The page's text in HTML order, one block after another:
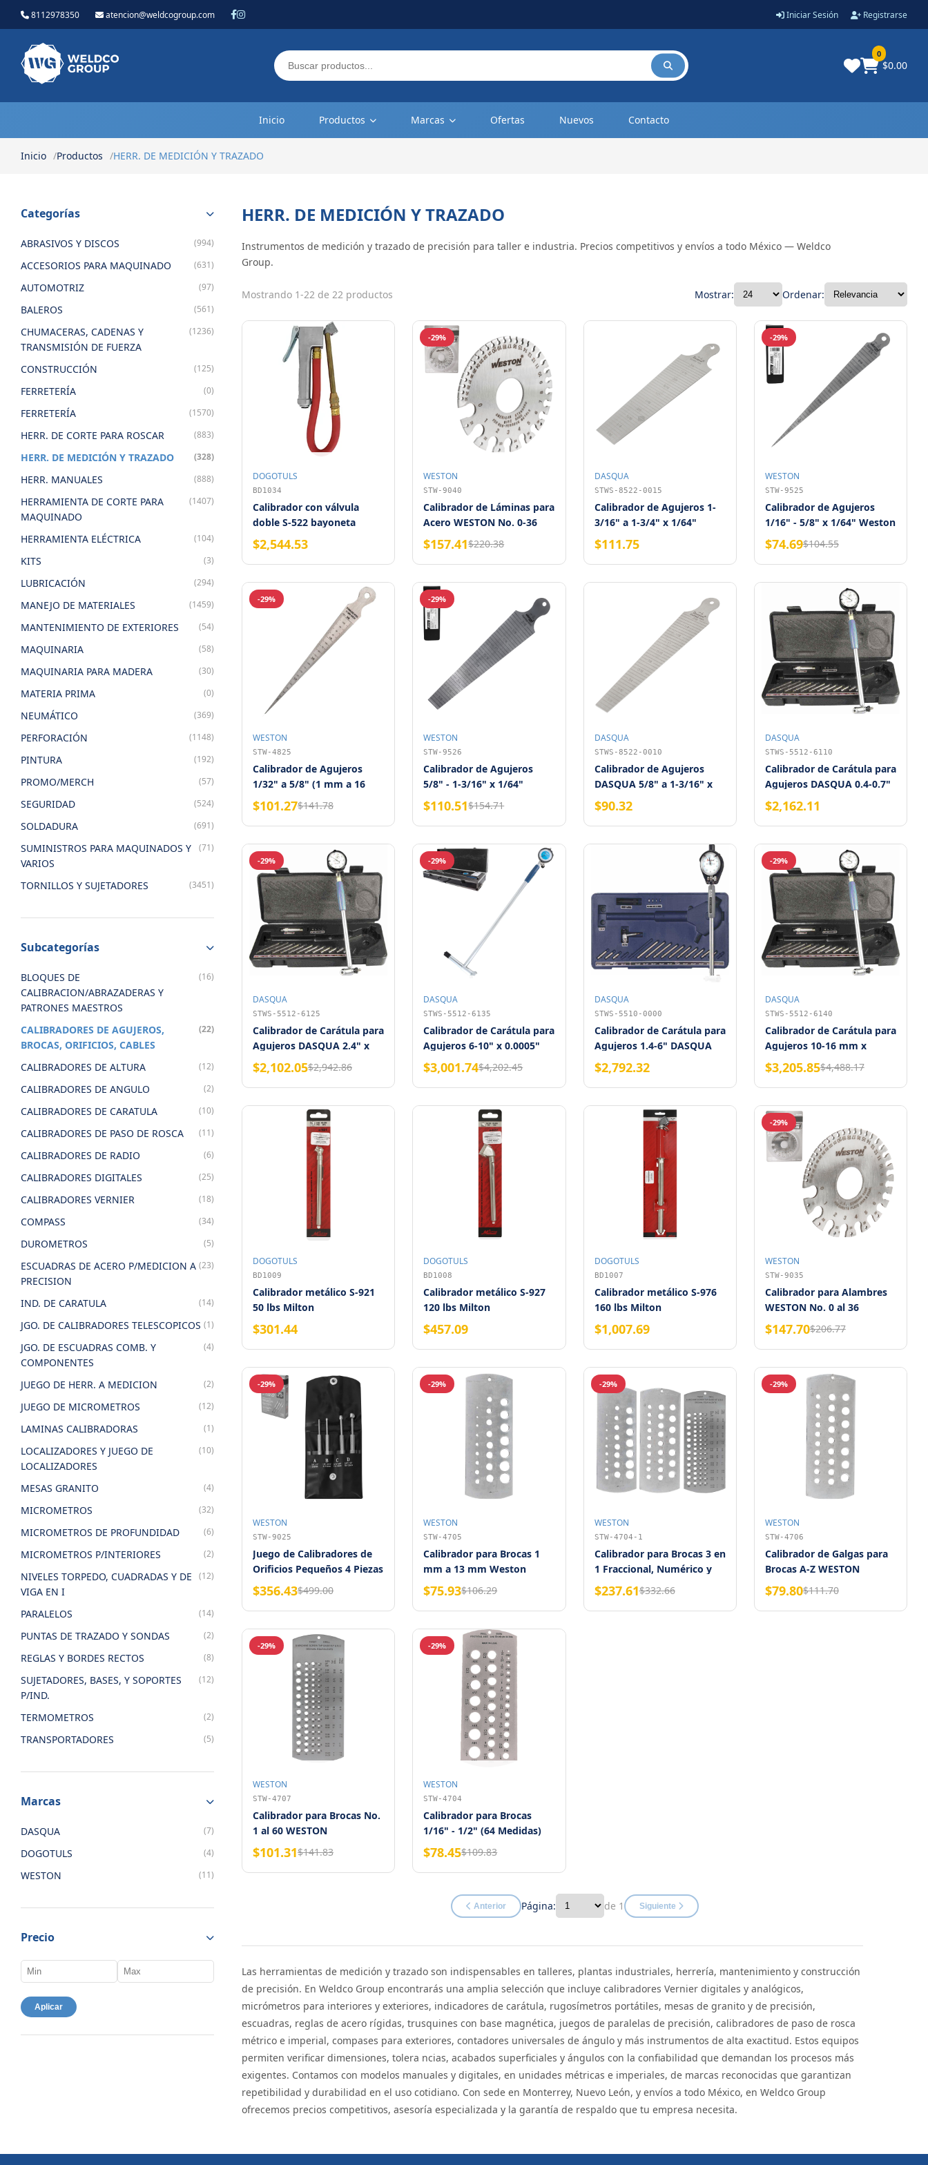
8112978350 atencion@weldcogroup.com Iniciar Sesión Registrarse
0
$0.00
Inicio Productos Marcas Ofertas Nuevos Contacto
Inicio Productos HERR. DE MEDICIÓN Y TRAZADO
Categorías
ABRASIVOS Y DISCOS (994)
ACCESORIOS PARA MAQUINADO (631)
AUTOMOTRIZ (97)
BALEROS (561)
CHUMACERAS, CADENAS Y
TRANSMISIÓN DE FUERZA
(1236)
CONSTRUCCIÓN (125)
FERRETERÍA (0)
FERRETERÍA (1570)
HERR. DE CORTE PARA ROSCAR (883)
HERR. DE MEDICIÓN Y TRAZADO (328)
HERR. MANUALES (888)
HERRAMIENTA DE CORTE PARA
MAQUINADO
(1407)
HERRAMIENTA ELÉCTRICA (104)
KITS (3)
LUBRICACIÓN (294)
MANEJO DE MATERIALES (1459)
MANTENIMIENTO DE EXTERIORES (54)
MAQUINARIA (58)
MAQUINARIA PARA MADERA (30)
MATERIA PRIMA (0)
NEUMÁTICO (369)
PERFORACIÓN (1148)
PINTURA (192)
PROMO/MERCH (57)
SEGURIDAD (524)
SOLDADURA (691)
SUMINISTROS PARA MAQUINADOS Y
VARIOS
(71)
TORNILLOS Y SUJETADORES (3451)
Subcategorías
BLOQUES DE
CALIBRACION/ABRAZADERAS Y
PATRONES MAESTROS
(16)
CALIBRADORES DE AGUJEROS,
BROCAS, ORIFICIOS, CABLES
(22)
CALIBRADORES DE ALTURA (12)
CALIBRADORES DE ANGULO (2)
CALIBRADORES DE CARATULA (10)
CALIBRADORES DE PASO DE ROSCA (11)
CALIBRADORES DE RADIO (6)
CALIBRADORES DIGITALES (25)
CALIBRADORES VERNIER (18)
COMPASS (34)
DUROMETROS (5)
ESCUADRAS DE ACERO P/MEDICION A
PRECISION
(23)
IND. DE CARATULA (14)
JGO. DE CALIBRADORES TELESCOPICOS (1)
JGO. DE ESCUADRAS COMB. Y
COMPONENTES
(4)
JUEGO DE HERR. A MEDICION (2)
JUEGO DE MICROMETROS (12)
LAMINAS CALIBRADORAS (1)
LOCALIZADORES Y JUEGO DE
LOCALIZADORES
(10)
MESAS GRANITO (4)
MICROMETROS (32)
MICROMETROS DE PROFUNDIDAD (6)
MICROMETROS P/INTERIORES (2)
NIVELES TORPEDO, CUADRADAS Y DE
VIGA EN I
(12)
PARALELOS (14)
PUNTAS DE TRAZADO Y SONDAS (2)
REGLAS Y BORDES RECTOS (8)
SUJETADORES, BASES, Y SOPORTES
P/IND.
(12)
TERMOMETROS (2)
TRANSPORTADORES (5)
Marcas
DASQUA (7)
DOGOTULS (4)
WESTON (11)
Precio
Aplicar
HERR. DE MEDICIÓN Y TRAZADO
Instrumentos de medición y trazado de precisión para taller e industria. Precios competitivos y envíos a todo México — Weldco
Group.
Mostrando 1-22 de 22 productos Mostrar: Ordenar:
DOGOTULS
BD1034
Calibrador con válvula
doble S-522 bayoneta
Milton
$2,544.53
-29%
WESTON
STW-9040
Calibrador de Láminas para
Acero WESTON No. 0-36
(0.325" - 0.005")
$157.41$220.38
DASQUA
STWS-8522-0015
Calibrador de Agujeros 1-
3/16" a 1-3/4" x 1/64"
DASQUA
$111.75
-29%
WESTON
STW-9525
Calibrador de Agujeros
1/16" - 5/8" x 1/64" Weston
$74.69$104.55
-29%
WESTON
STW-4825
Calibrador de Agujeros
1/32" a 5/8" (1 mm a 16
mm) Pulg/mm Weston
$101.27$141.78
-29%
WESTON
STW-9526
Calibrador de Agujeros
5/8" - 1-3/16" x 1/64"
WESTON
$110.51$154.71
DASQUA
STWS-8522-0010
Calibrador de Agujeros
DASQUA 5/8" a 1-3/16" x
1/64"
$90.32
DASQUA
STWS-5512-6110
Calibrador de Carátula para
Agujeros DASQUA 0.4-0.7"
x 0.0005" x 4"
$2,162.11
-29%
DASQUA
STWS-5512-6125
Calibrador de Carátula para
Agujeros DASQUA 2.4" x
0.0005" x 6"
$2,102.05$2,942.86
-29%
DASQUA
STWS-5512-6135
Calibrador de Carátula para
Agujeros 6-10" x 0.0005"
DASQUA
$3,001.74$4,202.45
DASQUA
STWS-5510-0000
Calibrador de Carátula para
Agujeros 1.4-6" DASQUA
$2,792.32
-29%
DASQUA
STWS-5512-6140
Calibrador de Carátula para
Agujeros 10-16 mm x
0.0005" DASQUA
$3,205.85$4,488.17
DOGOTULS
BD1009
Calibrador metálico S-921
50 lbs Milton
$301.44
DOGOTULS
BD1008
Calibrador metálico S-927
120 lbs Milton
$457.09
DOGOTULS
BD1007
Calibrador metálico S-976
160 lbs Milton
$1,007.69
-29%
WESTON
STW-9035
Calibrador para Alambres
WESTON No. 0 al 36
(0.3125" - 0.007")
$147.70$206.77
-29%
WESTON
STW-9025
Juego de Calibradores de
Orificios Pequeños 4 Piezas
Weston
$356.43$499.00
-29%
WESTON
STW-4705
Calibrador para Brocas 1
mm a 13 mm Weston
$75.93$106.29
-29%
WESTON
STW-4704-1
Calibrador para Brocas 3 en
1 Fraccional, Numérico y
Alfabético Weston
$237.61$332.66
-29%
WESTON
STW-4706
Calibrador de Galgas para
Brocas A-Z WESTON
$79.80$111.70
-29%
WESTON
STW-4707
Calibrador para Brocas No.
1 al 60 WESTON
$101.31$141.83
-29%
WESTON
STW-4704
Calibrador para Brocas
1/16" - 1/2" (64 Medidas)
Weston
$78.45$109.83
Anterior Página: de 1 Siguiente
Las herramientas de medición y trazado son indispensables en talleres, plantas industriales, herrería, mantenimiento y construcción
de precisión. En Weldco Group encontrarás una amplia selección que incluye calibradores Vernier digitales y analógicos,
micrómetros para interiores y exteriores, indicadores de carátula, rugosímetros portátiles, mesas de granito y de precisión,
escuadras, reglas de acero rígidas, trusquines con base magnética, juegos de paralelas de precisión, calibradores de paso de rosca
métrico e imperial, compases para exteriores, contadores universales de ángulo y más instrumentos de alta exactitud. Estos equipos
permiten verificar dimensiones, tolera ncias, acabados superficiales y ángulos con la confiabilidad que demandan los procesos más
exigentes. Contamos con modelos manuales y digitales, en unidades métricas e imperiales, de marcas reconocidas que garantizan
repetibilidad y durabilidad en el uso cotidiano. Con sede en Monterrey, Nuevo León, y envíos a todo México, en Weldco Group
ofrecemos precios competitivos, asesoría especializada y la garantía de respaldo que tu empresa necesita.